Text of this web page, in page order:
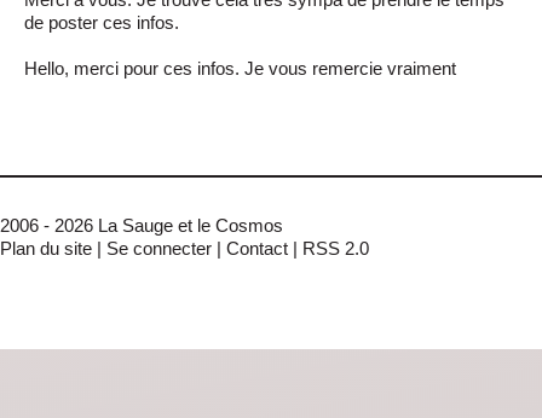
de poster ces infos.
Hello, merci pour ces infos. Je vous remercie vraiment
2006 - 2026 La Sauge et le Cosmos
Plan du site | Se connecter | Contact | RSS 2.0